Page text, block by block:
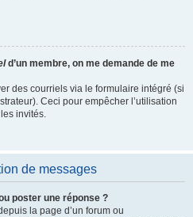
d’un membre, on me demande de me
des courriels via le formulaire intégré (si
Ceci pour empêcher l’utilisation
invités.
de messages
poster une réponse ?
la page d’un forum ou